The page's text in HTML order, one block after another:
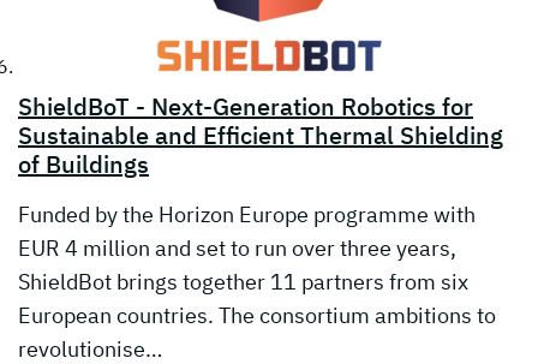
ShieldBoT - Next-Generation Robotics for
Sustainable and Efficient Thermal Shielding
of Buildings
Funded by the Horizon Europe programme with
EUR 4 million and set to run over three years,
ShieldBot brings together 11 partners from six
European countries. The consortium ambitions to
revolutionise…